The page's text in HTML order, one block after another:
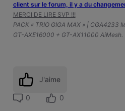
client sur le forum, il y a du
MERCI DE LIRE SVP !!!
PACK « TRIO GIGA MAX » | CGA4233
GT-AXE16000 + GT-AX11000 AiMesh.
J'aime
0 0